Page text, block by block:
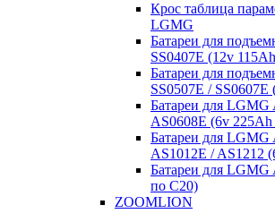
Крос таблица
LGMG
Батареи для
SS0407E (12v
Батареи для
SS0507E /
Батареи для LGMG
AS0608E (6v
Батареи для LGMG
AS1012E / AS1212
Батареи для
по С20)
ZOOMLION